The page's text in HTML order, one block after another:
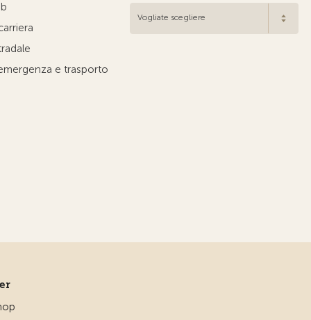
e trasporto
Vogliate scegliere